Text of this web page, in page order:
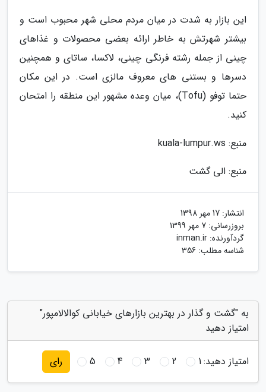
این بازار به شدت در میان مردم محلی شهر محبوب است و
بیشتر شهرتش به خاطر ارائه بعضی محصولات و غذاهای
چینی از جمله رشته فرنگی چینی، لاکسا، ساتای و همچنین
دسرها و بستنی های معروف مالزی است. در این مکان
حتما توفو (Tofu)، میان وعده مشهور این منطقه را امتحان
کنید.
منبع: kuala-lumpur.ws
منبع: الی گشت
انتشار: 17 مهر 1398
بروزرسانی: 7 مهر 1399
گردآورنده: inman.ir
شناسه مطلب: 356
به "گشت و گذار در بهترین بازارهای خیابانی کوالالامپور"
امتیاز دهید
امتیاز دهید:1
2
3
4
5 رای